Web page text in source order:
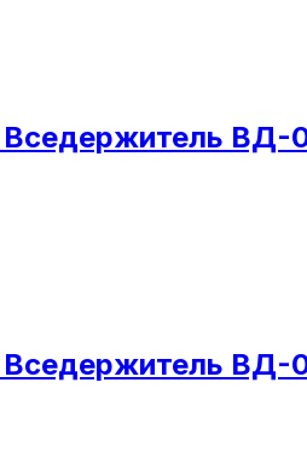
Вседержитель ВД-
Вседержитель ВД-